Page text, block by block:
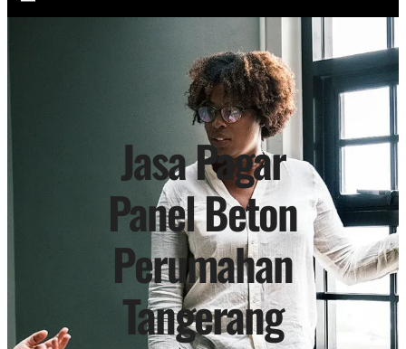
Jasa Pagar
Panel Beton
Perumahan
Tangerang